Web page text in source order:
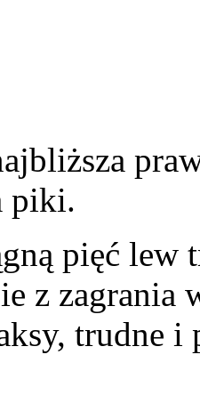
piki.
pięć lew
z zagrania
trudne i